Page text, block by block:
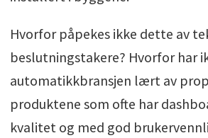
Hvorfor påpekes ikke dette av
beslutningstakere? Hvorfor har
automatikkbransjen lært av
produktene som ofte har
kvalitet og med god